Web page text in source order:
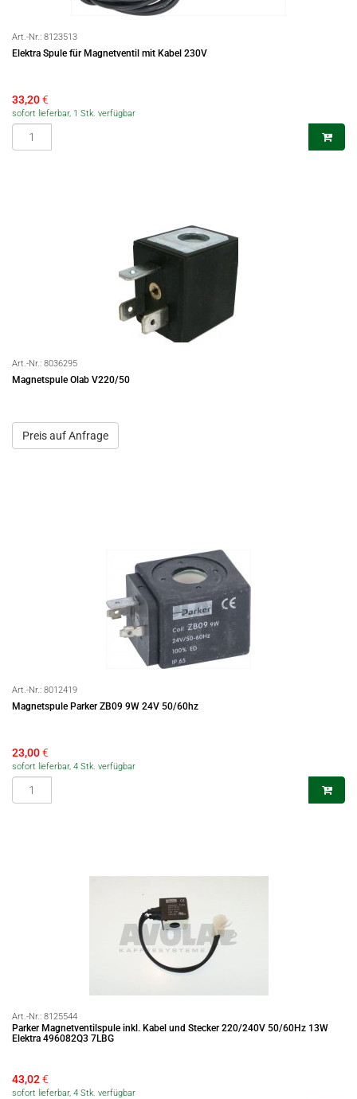
Art.-Nr.: 8123513
Elektra Spule für Magnetventil mit Kabel 230V
33,20€
sofort lieferbar, 1 Stk. verfügbar
Art.-Nr.: 8036295
Magnetspule Olab V220/50
Preis auf Anfrage
Art.-Nr.: 8012419
Magnetspule Parker ZB09 9W 24V 50/60hz
23,00€
sofort lieferbar, 4 Stk. verfügbar
Art.-Nr.: 8125544
Parker Magnetventilspule inkl. Kabel und Stecker 220/240V 50/60Hz 13W
Elektra 496082Q3 7LBG
43,02€
sofort lieferbar, 4 Stk. verfügbar